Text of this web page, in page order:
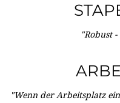
"Robust
"Wenn der Arbeitsplatz